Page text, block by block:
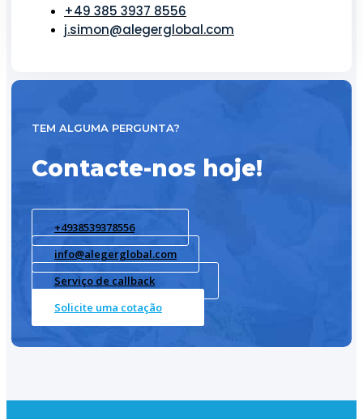
+49 385 3937 8556
j.simon@alegerglobal.com
TEM ALGUMA PERGUNTA?
Contacte-nos hoje!
+4938539378556
info@alegerglobal.com
Serviço de callback
Solicite uma cotação